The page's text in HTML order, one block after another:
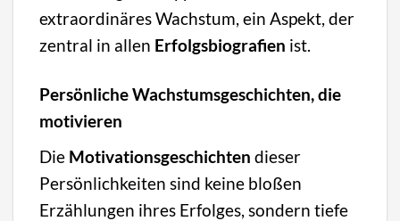
extraordinäres Wachstum, ein Aspekt, der
zentral in allen Erfolgsbiografien ist.
Persönliche Wachstumsgeschichten, die
motivieren
Die Motivationsgeschichten dieser
Persönlichkeiten sind keine bloßen
Erzählungen ihres Erfolges, sondern tiefe